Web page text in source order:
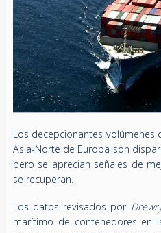
Los decepcionantes
Asia-Norte de Europa son
pero se aprecian señales de
se recuperan.
Los datos revisados por
marítimo de contenedores en